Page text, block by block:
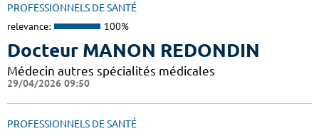
PROFESSIONNELS DE SANTÉ
relevance: 100%
Docteur MANON REDONDIN
Médecin autres spécialités médicales
29/04/2026 09:50
PROFESSIONNELS DE SANTÉ